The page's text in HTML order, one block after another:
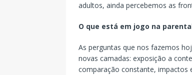
adultos, ainda percebemos as
O que está em jogo na
As perguntas que nos fazemos
novas camadas: exposição a
comparação constante, impactos